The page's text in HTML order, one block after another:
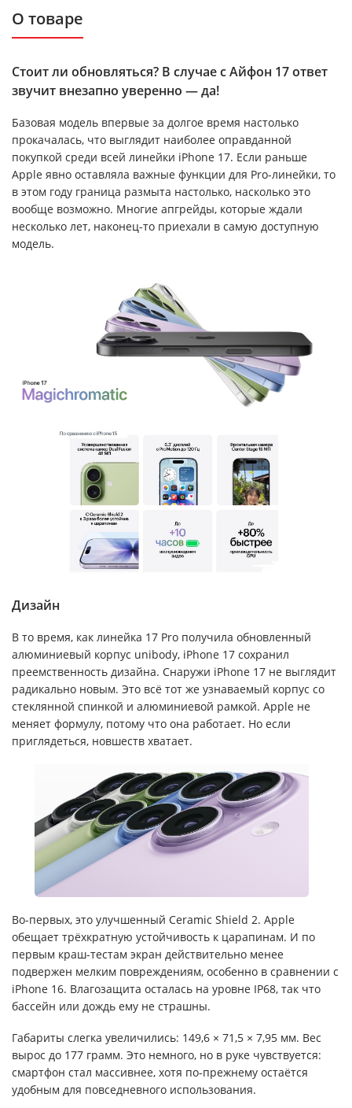
О товаре
Стоит ли обновляться? В случае с Айфон 17 ответ
звучит внезапно уверенно — да!
Базовая модель впервые за долгое время настолько
прокачалась, что выглядит наиболее оправданной
покупкой среди всей линейки iPhone 17. Если раньше
Apple явно оставляла важные функции для Pro-линейки, то
в этом году граница размыта настолько, насколько это
вообще возможно. Многие апгрейды, которые ждали
несколько лет, наконец-то приехали в самую доступную
модель.
Дизайн
В то время, как линейка 17 Pro получила обновленный
алюминиевый корпус unibody, iPhone 17 сохранил
преемственность дизайна. Снаружи iPhone 17 не выглядит
радикально новым. Это всё тот же узнаваемый корпус со
стеклянной спинкой и алюминиевой рамкой. Apple не
меняет формулу, потому что она работает. Но если
приглядеться, новшеств хватает.
Во-первых, это улучшенный Ceramic Shield 2. Apple
обещает трёхкратную устойчивость к царапинам. И по
первым краш-тестам экран действительно менее
подвержен мелким повреждениям, особенно в сравнении с
iPhone 16. Влагозащита осталась на уровне IP68, так что
бассейн или дождь ему не страшны.
Габариты слегка увеличились: 149,6 × 71,5 × 7,95 мм. Вес
вырос до 177 грамм. Это немного, но в руке чувствуется:
смартфон стал массивнее, хотя по-прежнему остаётся
удобным для повседневного использования.